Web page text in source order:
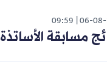
06-08-
09:59
مسابقة الأساتذة